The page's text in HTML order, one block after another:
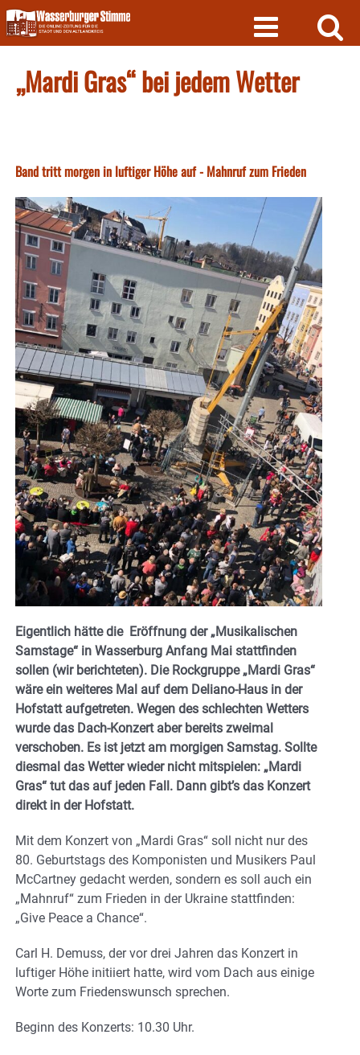
Skip
to
content
„Mardi Gras“ bei jedem Wetter
Band tritt morgen in luftiger Höhe auf - Mahnruf zum Frieden
Eigentlich hätte die Eröffnung der „Musikalischen
Samstage“ in Wasserburg Anfang Mai stattfinden
sollen (wir berichteten). Die Rockgruppe „Mardi Gras“
wäre ein weiteres Mal auf dem Deliano-Haus in der
Hofstatt aufgetreten. Wegen des schlechten Wetters
wurde das Dach-Konzert aber bereits zweimal
verschoben. Es ist jetzt am morgigen Samstag. Sollte
diesmal das Wetter wieder nicht mitspielen: „Mardi
Gras“ tut das auf jeden Fall. Dann gibt’s das Konzert
direkt in der Hofstatt.
Mit dem Konzert von „Mardi Gras“ soll nicht nur des
80. Geburtstags des Komponisten und Musikers Paul
McCartney gedacht werden, sondern es soll auch ein
„Mahnruf“ zum Frieden in der Ukraine stattfinden:
„Give Peace a Chance“.
Carl H. Demuss, der vor drei Jahren das Konzert in
luftiger Höhe initiiert hatte, wird vom Dach aus einige
Worte zum Friedenswunsch sprechen.
Beginn des Konzerts: 10.30 Uhr.